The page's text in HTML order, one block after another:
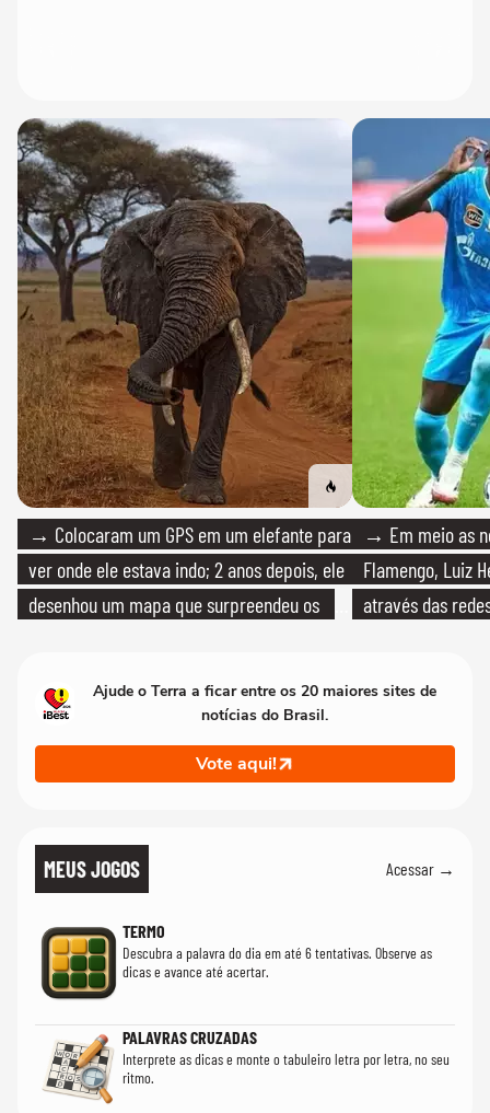
→ Colocaram um GPS em um elefante para
ver onde ele estava indo; 2 anos depois, ele
desenhou um mapa que surpreendeu os
→ Em meio as
Flamengo, Luiz
através das
Ajude o Terra a ficar entre os 20 maiores sites de
notícias do Brasil.
Vote aqui!
MEUS JOGOS Acessar →
TERMO
Descubra a palavra do dia em até 6 tentativas. Observe as
dicas e avance até acertar.
PALAVRAS CRUZADAS
Interprete as dicas e monte o tabuleiro letra por letra, no seu
ritmo.